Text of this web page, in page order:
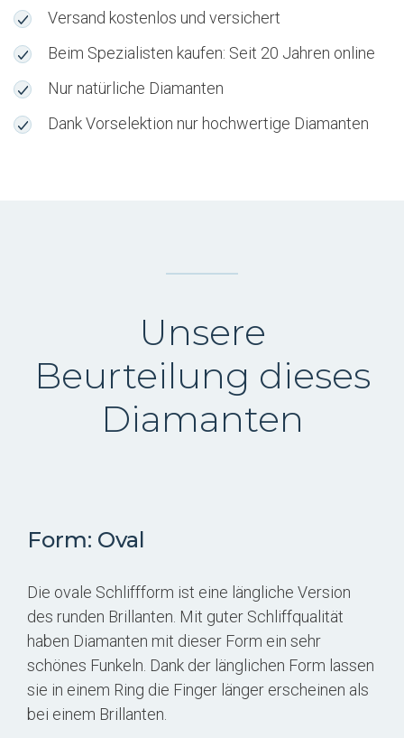
Köniz
liefern
J2DQMLB
Menge
Versand kostenlos und versichert
Beim Spezialisten kaufen: Seit 20 Jahren online
Nur natürliche Diamanten
Dank Vorselektion nur hochwertige Diamanten
Unsere
Beurteilung dieses
Diamanten
Form: Oval
Die ovale Schliffform ist eine längliche Version
des runden Brillanten. Mit guter Schliffqualität
haben Diamanten mit dieser Form ein sehr
schönes Funkeln. Dank der länglichen Form lassen
sie in einem Ring die Finger länger erscheinen als
bei einem Brillanten.